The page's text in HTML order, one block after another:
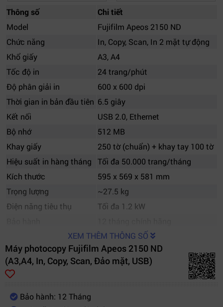
Thông số
Chi tiết
Model
Fujifilm Apeos 2150 ND
Chức năng
In, Copy, Scan, In 2 mặt tự động
Khổ giấy
A3, A4
Tốc độ in
24 trang/phút
Độ phân giải in
600 x 600 dpi
Thời gian in bản đầu tiên 6.5 giây
Kết nối
USB 2.0, Ethernet
Bộ nhớ
512 MB
Khay giấy
250 tờ (chuẩn) + khay tay 100 tờ
Hiệu suất in hàng tháng
Tối đa 50.000 trang/tháng
Kích thước
595 x 569 x 581 mm
Trọng lượng
~27.5 kg
Điện năng tiêu thụ
Tối đa 1.2 kW
XEM THÊM THÔNG SỐ
Máy photocopy Fujifilm Apeos 2150 ND
(A3,A4, In, Copy, Scan, Đảo mặt, USB)
Bảo hành: 12 Tháng